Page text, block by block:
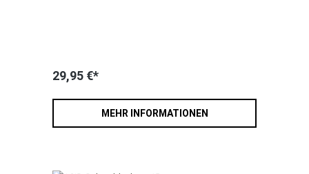
29,95 €*
MEHR INFORMATIONEN